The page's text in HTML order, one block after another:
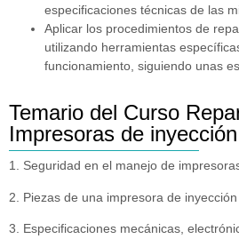
especificaciones técnicas de las
Aplicar los procedimientos de
utilizando herramientas
funcionamiento, siguiendo unas
Temario del Curso
Impresoras de
1. Seguridad en el manejo de
2. Piezas de una impresora de inyección
3. Especificaciones mecánicas,